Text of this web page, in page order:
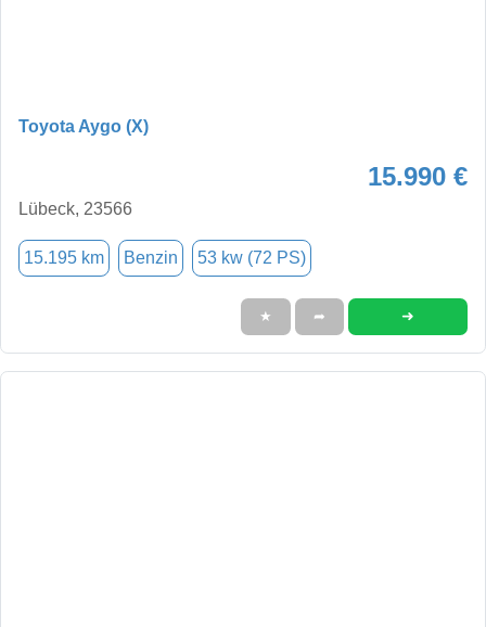
Toyota Aygo (X)
15.990 €
Lübeck, 23566
15.195 km Benzin 53 kw (72 PS)
★ ➦ ➜